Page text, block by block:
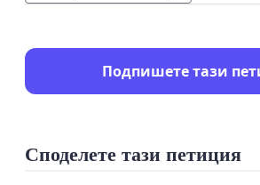
Подпишете тази
Споделете тази петиция